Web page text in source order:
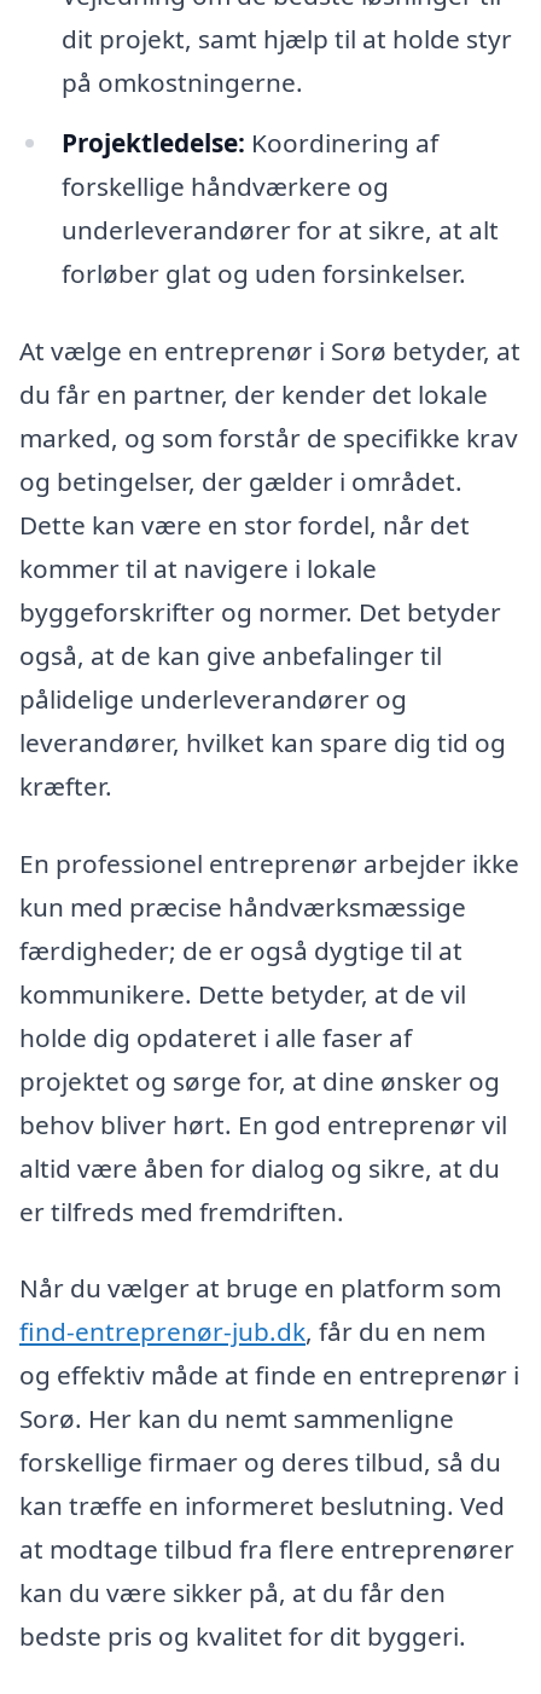
dit projekt, samt hjælp til at holde styr
på omkostningerne.
Projektledelse: Koordinering af
forskellige håndværkere og
underleverandører for at sikre, at alt
forløber glat og uden forsinkelser.
At vælge en entreprenør i Sorø betyder, at
du får en partner, der kender det lokale
marked, og som forstår de specifikke krav
og betingelser, der gælder i området.
Dette kan være en stor fordel, når det
kommer til at navigere i lokale
byggeforskrifter og normer. Det betyder
også, at de kan give anbefalinger til
pålidelige underleverandører og
leverandører, hvilket kan spare dig tid og
kræfter.
En professionel entreprenør arbejder ikke
kun med præcise håndværksmæssige
færdigheder; de er også dygtige til at
kommunikere. Dette betyder, at de vil
holde dig opdateret i alle faser af
projektet og sørge for, at dine ønsker og
behov bliver hørt. En god entreprenør vil
altid være åben for dialog og sikre, at du
er tilfreds med fremdriften.
Når du vælger at bruge en platform som
find-entreprenør-jub.dk, får du en nem
og effektiv måde at finde en entreprenør i
Sorø. Her kan du nemt sammenligne
forskellige firmaer og deres tilbud, så du
kan træffe en informeret beslutning. Ved
at modtage tilbud fra flere entreprenører
kan du være sikker på, at du får den
bedste pris og kvalitet for dit byggeri.